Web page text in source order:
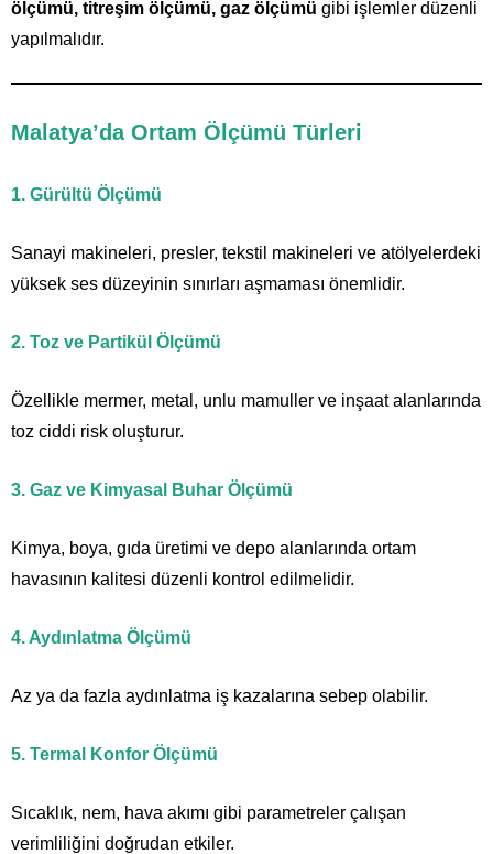
ölçümü, titreşim ölçümü, gaz ölçümü gibi işlemler düzenli
yapılmalıdır.
Malatya’da Ortam Ölçümü Türleri
1. Gürültü Ölçümü
Sanayi makineleri, presler, tekstil makineleri ve atölyelerdeki
yüksek ses düzeyinin sınırları aşmaması önemlidir.
2. Toz ve Partikül Ölçümü
Özellikle mermer, metal, unlu mamuller ve inşaat alanlarında
toz ciddi risk oluşturur.
3. Gaz ve Kimyasal Buhar Ölçümü
Kimya, boya, gıda üretimi ve depo alanlarında ortam
havasının kalitesi düzenli kontrol edilmelidir.
4. Aydınlatma Ölçümü
Az ya da fazla aydınlatma iş kazalarına sebep olabilir.
5. Termal Konfor Ölçümü
Sıcaklık, nem, hava akımı gibi parametreler çalışan
verimliliğini doğrudan etkiler.